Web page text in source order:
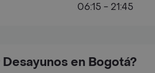
en Bogotá?
06:15 - 21:45